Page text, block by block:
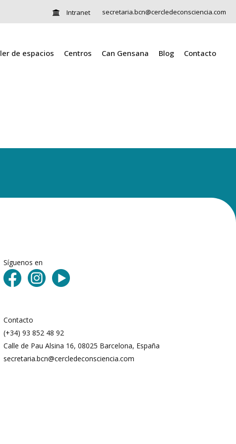
Intranet secretaria.bcn@cercledeconsciencia.com
de espacios Centros Can Gensana Blog Contacto
Síguenos en
Contacto
(+34) 93 852 48 92
Calle de Pau Alsina 16, 08025 Barcelona, España
secretaria.bcn@cercledeconsciencia.com